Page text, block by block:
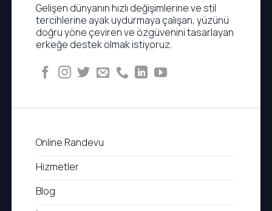
Gelişen dünyanın hızlı değişimlerine ve stil
tercihlerine ayak uydurmaya çalışan, yüzünü
doğru yöne çeviren ve özgüvenini tasarlayan
erkeğe destek olmak istiyoruz.
Online Randevu
Hizmetler
Blog